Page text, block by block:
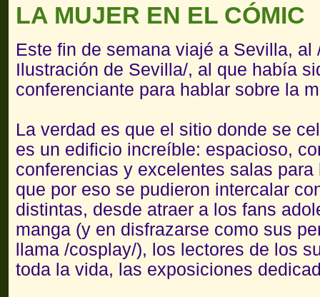
LA MUJER EN EL CÓMIC
Este fin de semana viajé a Sevilla,
Ilustración de Sevilla/, al que había
conferenciante para hablar sobre la
La verdad es que el sitio donde se
es un edificio increíble: espacioso,
conferencias y excelentes salas
que por eso se pudieron intercalar
distintas, desde atraer a los fans
manga (y en disfrazarse como sus
llama /cosplay/), los lectores de los
toda la vida, las exposiciones